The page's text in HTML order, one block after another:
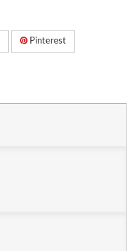
Pinterest